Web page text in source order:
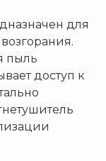
для
пыль
доступ к